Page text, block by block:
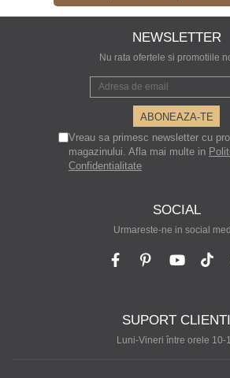
NEWSLETTER
Nu rata ofertele si promotiile
Vreau sa primesc newsletter cu
magazinului. Afla mai multe in
Confidentialitate
SOCIAL
Urmareste-ne in social
SUPORT CLIENTI
Luni-Vineri între orele 10-